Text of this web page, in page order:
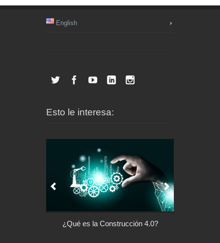
English
Esto le interesa:
¿Qué es la Construcción 4.0?